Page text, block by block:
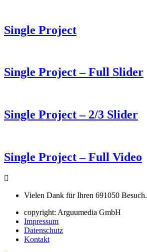
Single Project
Single Project – Full Slider
Single Project – 2/3 Slider
Single Project – Full Video
Vielen Dank für Ihren 691050 Besuch.
copyright: Arguumedia GmbH
Impressum
Datenschutz
Kontakt